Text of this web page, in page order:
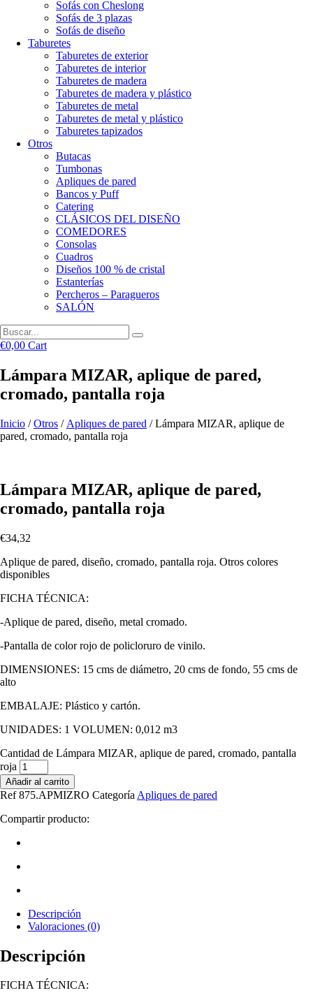
Sofás con Cheslong
Sofás de 3 plazas
Sofás de diseño
Taburetes
Taburetes de exterior
Taburetes de interior
Taburetes de madera
Taburetes de madera y plástico
Taburetes de metal
Taburetes de metal y plástico
Taburetes tapizados
Otros
Butacas
Tumbonas
Apliques de pared
Bancos y Puff
Catering
CLÁSICOS DEL DISEÑO
COMEDORES
Consolas
Cuadros
Diseños 100 % de cristal
Estanterías
Percheros – Paragueros
SALÓN
€0,00 Cart
Lámpara MIZAR, aplique de pared,
cromado, pantalla roja
Inicio /Otros / Apliques de pared / Lámpara MIZAR, aplique de
pared, cromado, pantalla roja
Lámpara MIZAR, aplique de pared,
cromado, pantalla roja
€34,32
Aplique de pared, diseño, cromado, pantalla roja. Otros colores
disponibles
FICHA TÉCNICA:
-Aplique de pared, diseño, metal cromado.
-Pantalla de color rojo de policloruro de vinilo.
DIMENSIONES: 15 cms de diámetro, 20 cms de fondo, 55 cms de
alto
EMBALAJE: Plástico y cartón.
UNIDADES: 1 VOLUMEN: 0,012 m3
Cantidad de Lámpara MIZAR, aplique de pared, cromado, pantalla
roja
Añadir al carrito
Ref 875.APMIZRO Categoría Apliques de pared
Compartir producto:
Descripción
Valoraciones (0)
Descripción
FICHA TÉCNICA: